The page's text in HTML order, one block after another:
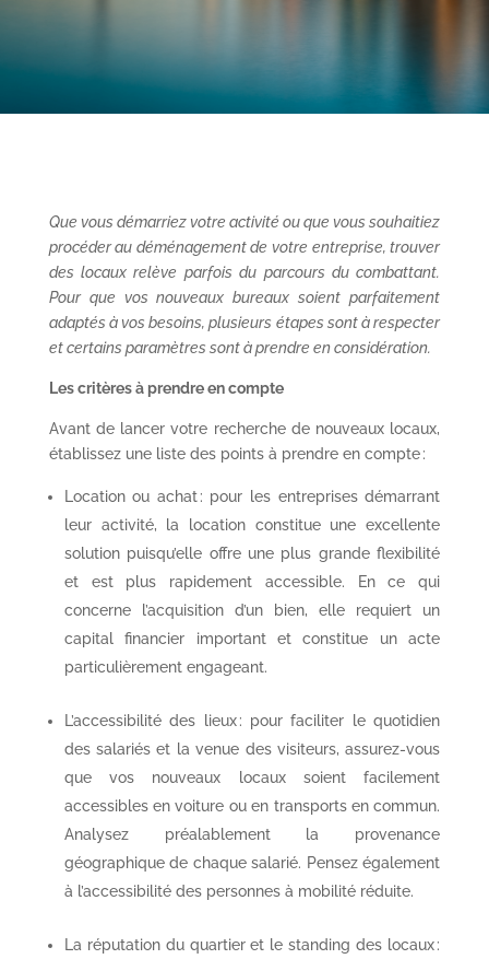
Que vous démarriez votre activité ou que vous souhaitiez
procéder au déménagement de votre entreprise, trouver
des locaux relève parfois du parcours du combattant.
Pour que vos nouveaux bureaux soient parfaitement
adaptés à vos besoins, plusieurs étapes sont à respecter
et certains paramètres sont à prendre en considération.
Les critères à prendre en compte
Avant de lancer votre recherche de nouveaux locaux,
établissez une liste des points à prendre en compte :
Location ou achat : pour les entreprises démarrant
leur activité, la location constitue une excellente
solution puisqu’elle offre une plus grande flexibilité
et est plus rapidement accessible. En ce qui
concerne l’acquisition d’un bien, elle requiert un
capital financier important et constitue un acte
particulièrement engageant.
L’accessibilité des lieux : pour faciliter le quotidien
des salariés et la venue des visiteurs, assurez-vous
que vos nouveaux locaux soient facilement
accessibles en voiture ou en transports en commun.
Analysez préalablement la provenance
géographique de chaque salarié. Pensez également
à l’accessibilité des personnes à mobilité réduite.
La réputation du quartier et le standing des locaux :